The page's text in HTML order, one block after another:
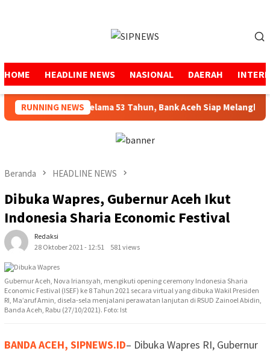
HOME HEADLINE NEWS NASIONAL DAERAH
RUNNING NEWS
Amanah Selama 53 Tahun, Bank Aceh Siap Melangkah
Beranda HEADLINE NEWS
Dibuka Wapres, Gubernur Aceh Ikut
Indonesia Sharia Economic Festival
Redaksi
28 Oktober 2021 - 12:51
581 views
Gubernur Aceh, Nova Iriansyah, mengikuti opening ceremony Indonesia Sharia
Economic Festival (ISEF) ke 8 Tahun 2021 secara virtual yang dibuka Wakil Presiden
RI, Ma’aruf Amin, disela-sela menjalani perawatan lanjutan di RSUD Zainoel Abidin,
Banda Aceh, Rabu (27/10/2021). Foto: Ist
BANDA ACEH, SIPNEWS.ID– Dibuka Wapres RI, Gubernur